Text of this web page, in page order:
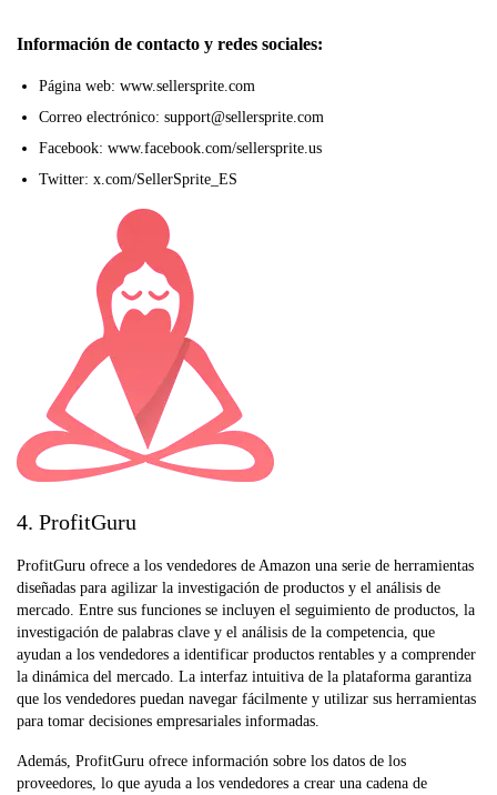
Información de contacto y redes sociales:
Página web: www.sellersprite.com
Correo electrónico: support@sellersprite.com
Facebook: www.facebook.com/sellersprite.us
Twitter: x.com/SellerSprite_ES
4. ProfitGuru
ProfitGuru ofrece a los vendedores de Amazon una serie de herramientas
diseñadas para agilizar la investigación de productos y el análisis de
mercado. Entre sus funciones se incluyen el seguimiento de productos, la
investigación de palabras clave y el análisis de la competencia, que
ayudan a los vendedores a identificar productos rentables y a comprender
la dinámica del mercado. La interfaz intuitiva de la plataforma garantiza
que los vendedores puedan navegar fácilmente y utilizar sus herramientas
para tomar decisiones empresariales informadas.
Además, ProfitGuru ofrece información sobre los datos de los
proveedores, lo que ayuda a los vendedores a crear una cadena de